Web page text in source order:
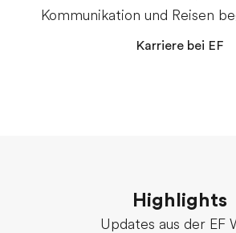
Kommunikation und Reisen
Karriere bei EF
Highlights
Updates aus der EF